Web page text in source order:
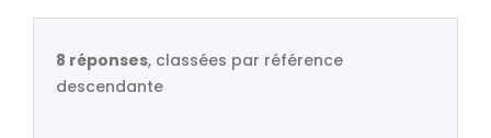
8 réponses, classées par référence
descendante